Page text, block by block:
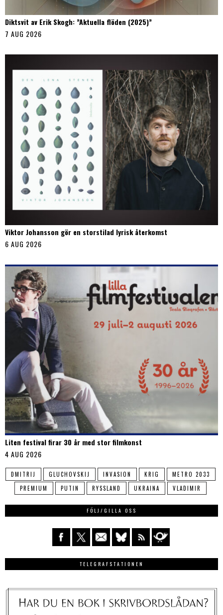
Diktsvit av Erik Skogh: ”Aktuella flöden (2025)”
7 AUG 2026
Viktor Johansson gör en storstilad lyrisk återkomst
6 AUG 2026
Liten festival firar 30 år med stor filmkonst
4 AUG 2026
DMITRIJ GLUCHOVSKIJ INVASION KRIG
METRO 2033
PREMIUM
PUTIN RYSSLAND UKRAINA VLADIMIR
FÖLJ/GILLA OSS
TELEGRAFSTATIONEN